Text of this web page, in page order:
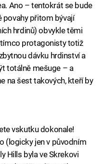
Ano – tentokrát se bude
povahy přitom bývají
hrdinů) obvykle těmi
protagonisty totiž
dávku hrdinství a
totálně mešuge – a
na šest takových, kteří by
vskutku dokonale!
(logicky jen v původním
Hills byla ve Skrekovi